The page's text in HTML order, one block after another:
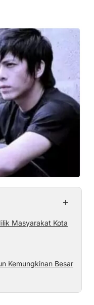
+
Masyarakat Kota
Kemungkinan Besar